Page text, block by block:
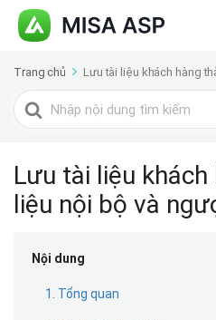
Trang chủ Lưu tài liệu khách hàng
Tìm
kiếm
Lưu tài liệu
liệu nội bộ và
Nội dung
1. Tổng quan